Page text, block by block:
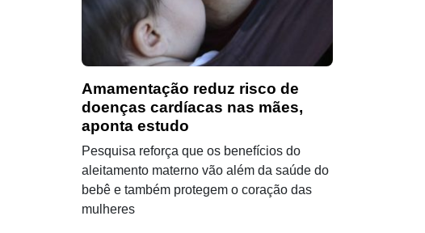
Amamentação reduz risco de
doenças cardíacas nas mães,
aponta estudo
Pesquisa reforça que os benefícios do
aleitamento materno vão além da saúde do
bebê e também protegem o coração das
mulheres